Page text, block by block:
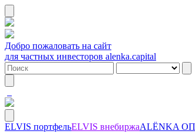
Добро пожаловать на сайт
для частных инвесторов alenka.capital
ELVIS портфельELVIS внебиржаALЁNKA